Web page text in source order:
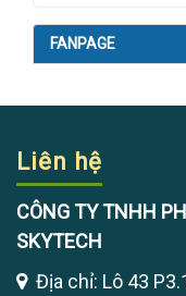
FANPAGE
Liên hệ
CÔNG TY TNHH
SKYTECH
Địa chỉ: Lô 43